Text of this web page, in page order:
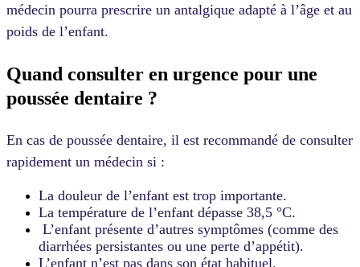
médecin pourra prescrire un antalgique adapté à l’âge et au
poids de l’enfant.
Quand consulter en urgence pour une
poussée dentaire ?
En cas de poussée dentaire, il est recommandé de consulter
rapidement un médecin si :
La douleur de l’enfant est trop importante.
La température de l’enfant dépasse 38,5 °C.
L’enfant présente d’autres symptômes (comme des
diarrhées persistantes ou une perte d’appétit).
L’enfant n’est pas dans son état habituel.